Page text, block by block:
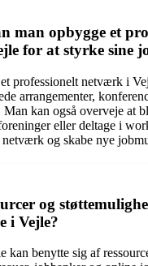
man opbygge et
for at styrke sine
professionelt netværk i
arrangementer,
kan også overveje at
eller deltage i
og skabe nye
og
i Vejle?
kan benytte sig af